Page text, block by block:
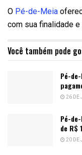
O Pé-de-Meia
com sua finalidade
Você também pode
Pé-
26 DE
Pé-
de R$
20 DE